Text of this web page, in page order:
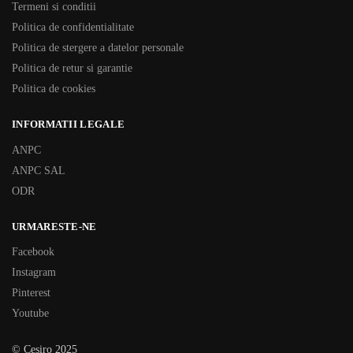
Termeni si conditii
Politica de confidentialitate
Politica de stergere a datelor personale
Politica de retur si garantie
Politica de cookies
INFORMATII LEGALE
ANPC
ANPC SAL
ODR
URMARESTE-NE
Facebook
Instagram
Pinterest
Youtube
© Cesiro 2025